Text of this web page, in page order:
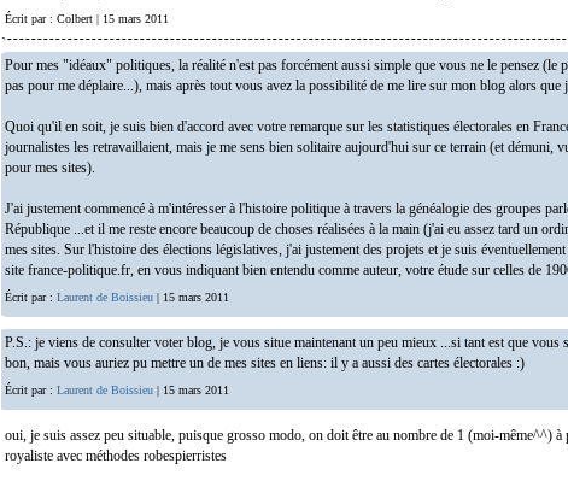
Écrit par : Colbert | 15 mars 2011
Pour mes "idéaux" politiques, la réalité n'est pas forcément aussi simple que vous ne le pensez (le
pas pour me déplaire...), mais après tout vous avez la possibilité de me lire sur mon blog alors que
Quoi qu'il en soit, je suis bien d'accord avec votre remarque sur les statistiques électorales en
journalistes les retravaillaient, mais je me sens bien solitaire aujourd'hui sur ce terrain (et démuni,
pour mes sites).
J'ai justement commencé à m'intéresser à l'histoire politique à travers la généalogie des groupes
République ...et il me reste encore beaucoup de choses réalisées à la main (j'ai eu assez tard un
mes sites. Sur l'histoire des élections législatives, j'ai justement des projets et je suis
site france-politique.fr, en vous indiquant bien entendu comme auteur, votre étude sur celles de
Écrit par : Laurent de Boissieu | 15 mars 2011
P.S.: je viens de consulter voter blog, je vous situe maintenant un peu mieux ...si tant est que vous
bon, mais vous auriez pu mettre un de mes sites en liens: il y a aussi des cartes électorales :)
Écrit par : Laurent de Boissieu | 15 mars 2011
oui, je suis assez peu situable, puisque grosso modo, on doit être au nombre de 1 (moi-même^^) à
royaliste avec méthodes robespierristes